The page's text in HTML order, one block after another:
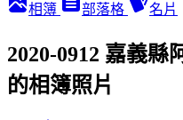
相簿 部落格 名片
2020-0912 嘉義縣
的相簿照片